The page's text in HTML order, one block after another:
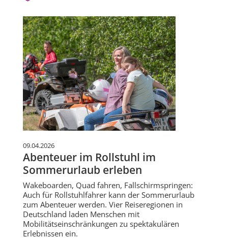
09.04.2026
Abenteuer im Rollstuhl im
Sommerurlaub erleben
Wakeboarden, Quad fahren, Fallschirmspringen:
Auch für Rollstuhlfahrer kann der Sommerurlaub
zum Abenteuer werden. Vier Reiseregionen in
Deutschland laden Menschen mit
Mobilitätseinschränkungen zu spektakulären
Erlebnissen ein.